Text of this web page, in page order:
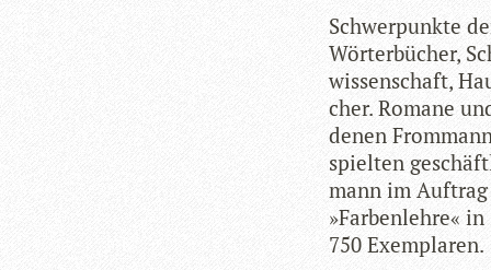
Schwer­punkte
Wör­ter­bü­cher,
wis­sen­schaft,
cher. Romane
denen
spiel­ten
mann im Auf­trag
»Far­ben­lehre«
750 Exemplaren.